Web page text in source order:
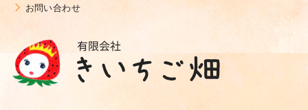
お問い合わせ